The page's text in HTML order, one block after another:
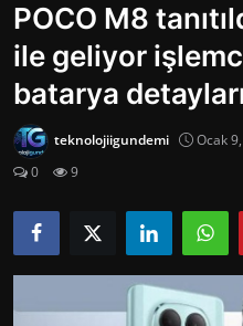
Yazılım
Oyun
İletisim
E-Ticaret
İnternetten Kazanç
POCO M8
ile geliyor
batarya detayları
teknolojiigundemi Ocak
0
9